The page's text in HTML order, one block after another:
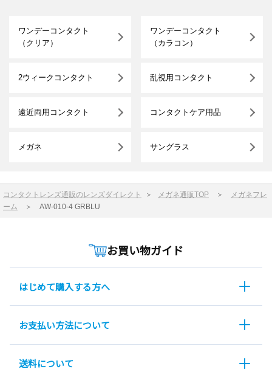
ワンデーコンタクト
（クリア）
ワンデーコンタクト
（カラコン）
2ウィークコンタクト 乱視用コンタクト
遠近両用コンタクト コンタクトケア用品
メガネ サングラス
コンタクトレンズ通販のレンズダイレクト ＞ メガネ通販TOP ＞
メガネフレ
ーム
＞ AW-010-4 GRBLU
お買い物ガイド
はじめて購入する方へ
お支払い方法について
送料について